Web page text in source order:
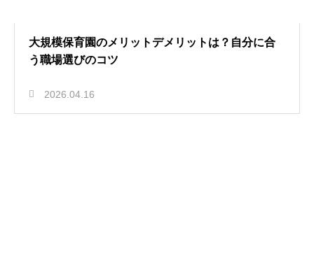
大規模保育園のメリットデメリットは？自分に合
う職場選びのコツ
2026.04.16